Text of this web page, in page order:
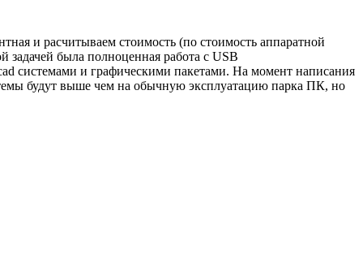
и расчитываем стоимость (по стоимость аппаратной
задачей была полноценная работа с USB
системами и графическими пакетами. На момент написания
будут выше чем на обычную эксплуатацию парка ПК, но